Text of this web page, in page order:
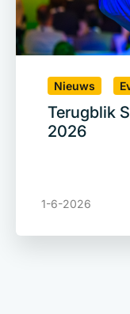
Nieuws
Terugblik
2026
1-6-2026